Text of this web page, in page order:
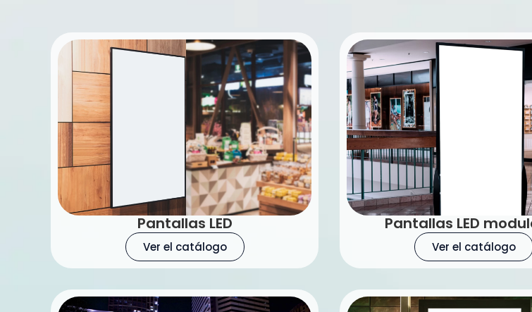
Pantallas LED
Ver el catálogo
Pantallas LED
Ver el catálogo